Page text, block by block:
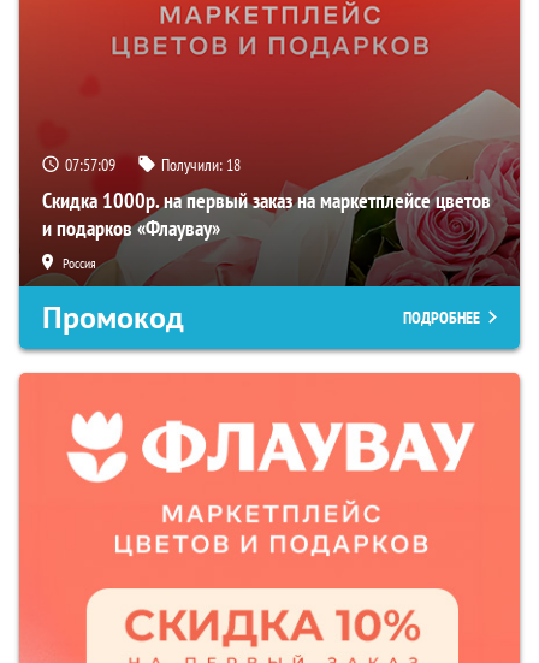
07:57:08 Получили: 18
Скидка 1000р. на первый заказ на маркетплейсе цветов
и подарков «Флаувау»
Россия
Промокод ПОДРОБНЕЕ